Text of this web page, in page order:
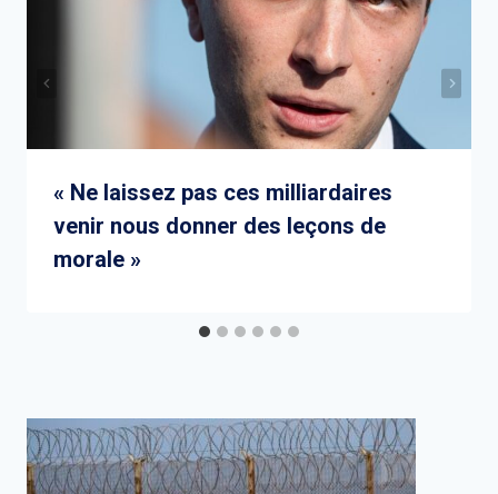
« Ne laissez pas ces milliardaires
venir nous donner des leçons de
morale »